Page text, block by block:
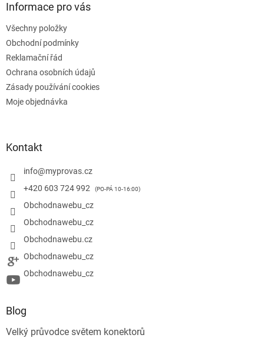
Informace pro vás
Všechny položky
Obchodní podmínky
Reklamační řád
Ochrana osobních údajů
Zásady používání cookies
Moje objednávka
Kontakt
info@myprovas.cz
+420 603 724 992
Obchodnawebu_cz
Obchodnawebu_cz
Obchodnawebu.cz
Obchodnawebu_cz
Obchodnawebu_cz
Blog
Velký průvodce světem konektorů